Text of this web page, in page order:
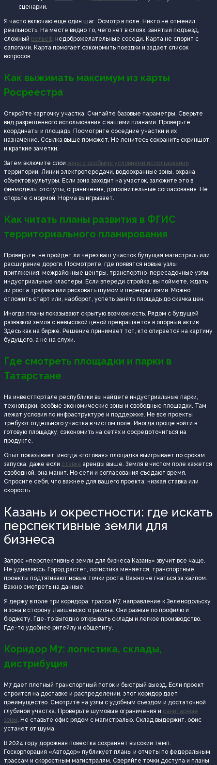
сценарии.
Я часто включаю еще один шаг. Осмотр в поле. Никто не отменил
реальность. На месте видно то, чего нет в слоях: занятый подъезд,
сложный рельеф, недоброжелательные соседи. Карта не спорит с
сапогами. Карта помогает сэкономить поездки и задает список
вопросов.
Как выжимать максимум из карты
Росреестра
Откройте карточку участка. Считайте базовые параметры. Сверьте
вид разрешенного использования с вашими планами. Проверьте
координаты и площадь. Посмотрите соседние участки и их
назначение. Ссылка выше поможет. Не ленитесь сохранить скриншот
и краткие заметки.
Затем включите слои зоны с особыми условиями использования
территории. Линии электропередачи, водоохранные зоны, охрана
объектов культуры. Если зона заходит на участок, заложите это в
финмодель: отступы, ограничения, дополнительные согласования. Не
спорьте с нормой. Норма выигрывает.
Как читать планы развития в ФГИС
территориального планирования
Проверьте, не пройдет ли через ваш участок будущая магистраль или
расширение дороги. Посмотрите, где появятся новые узлы
притяжения: межрайонные центры, транспортно-пересадочные узлы,
индустриальные кластеры. Если впереди стройка, вы поймете, ждать
ли роста трафика или рисковать шумом и перекрытиями. Можно
отложить старт или, наоборот, успеть занять площадь до скачка цен.
Иногда планы показывают скрытую возможность. Рядом с будущей
развязкой земля с невысокой ценой превращается в опорный актив.
Здесь как на бирже. Решение принимает тот, кто опирается на картину
будущего, а не на слухи.
Где смотреть площадки и парки в
Татарстане
На инвестпортале республики вы найдете индустриальные парки,
технопарки, особые экономические зоны и свободные площадки. Там
лежат условия по инфраструктуре и поддержке. Не все проекты
требуют отдельного участка в чистом поле. Иногда проще войти в
готовую площадку, сэкономить на сетях и сосредоточиться на
продукте.
Опыт показывает: иногда «готовая» площадка выигрывает по срокам
запуска, даже если ставка аренды выше. Земля в чистом поле кажется
свободной, она манит. Но сети и согласования съедают время.
Спросите себя, что важнее для вашего проекта: низкая ставка или
скорость.
Казань и окрестности: где искать
перспективные земли для
бизнеса
Запрос «перспективные земли для бизнеса Казань» звучит все чаще.
Не удивляюсь. Город растет, логистика меняется, транспортные
проекты подтягивают новые точки роста. Важно не гнаться за хайпом.
Важно смотреть на данные.
Я держу в поле три коридора: трасса М7, направление к Зеленодольску
и зона в сторону Лаишевского района. Они разные по профилю и
бюджету. Где-то выгодно открывать склады и легкое производство.
Где-то удобнее ритейлу и общепиту.
Коридор М7: логистика, склады,
дистрибуция
М7 дает плотный транспортный поток и быстрый выезд. Если проект
строится на доставке и распределении, этот коридор дает
преимущество. Смотрите на узлы с удобным съездом и достаточной
глубиной участка. Проверьте шумовые ограничения и санитарные
зоны. Не ставьте офис рядом с магистралью. Склад выдержит, офис
устанет от шума.
В 2024 году дорожная повестка сохраняет высокий темп.
Госкорпорация «Автодор» публикует планы и отчеты по федеральным
трассам и скоростным магистралям. Сверяйте точки доступа и планы